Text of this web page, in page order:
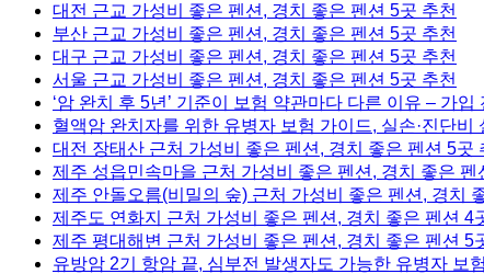
대전 근교 가성비 좋은 펜션, 경치 좋은 펜션 5곳 추천
부산 근교 가성비 좋은 펜션, 경치 좋은 펜션 5곳 추천
대구 근교 가성비 좋은 펜션, 경치 좋은 펜션 5곳 추천
서울 근교 가성비 좋은 펜션, 경치 좋은 펜션 5곳 추천
‘암 완치 후 5년’ 기준이 보험 약관마다 다른 이유 – 가
혈액암 완치자를 위한 유병자 보험 가이드, 실손·진단비
대전 장태산 근처 가성비 좋은 펜션, 경치 좋은 펜션 5곳
제주 성읍민속마을 근처 가성비 좋은 펜션, 경치 좋은 펜
제주 안돌오름(비밀의 숲) 근처 가성비 좋은 펜션, 경치
제주도 연화지 근처 가성비 좋은 펜션, 경치 좋은 펜션 4
제주 평대해변 근처 가성비 좋은 펜션, 경치 좋은 펜션 5
유방암 2기 항암 끝, 심부전 발생자도 가능한 유병자 보